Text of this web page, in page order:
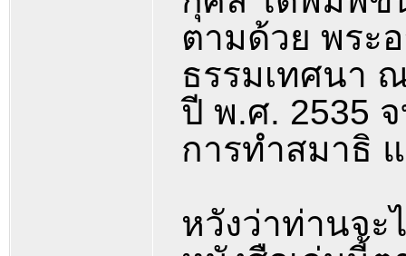
ตามด้วย พระ
ธรรมเทศนา
ปี พ.ศ. 2535
การทำสมาธิ
หวังว่าท่านจะ